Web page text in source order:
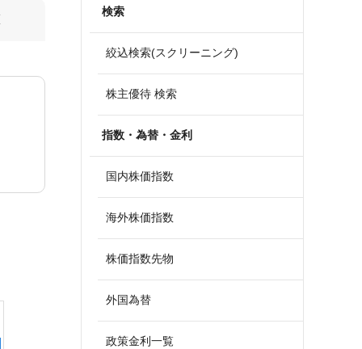
検索
絞込検索(スクリーニング)
株主優待 検索
指数・為替・金利
国内株価指数
海外株価指数
株価指数先物
外国為替
政策金利一覧